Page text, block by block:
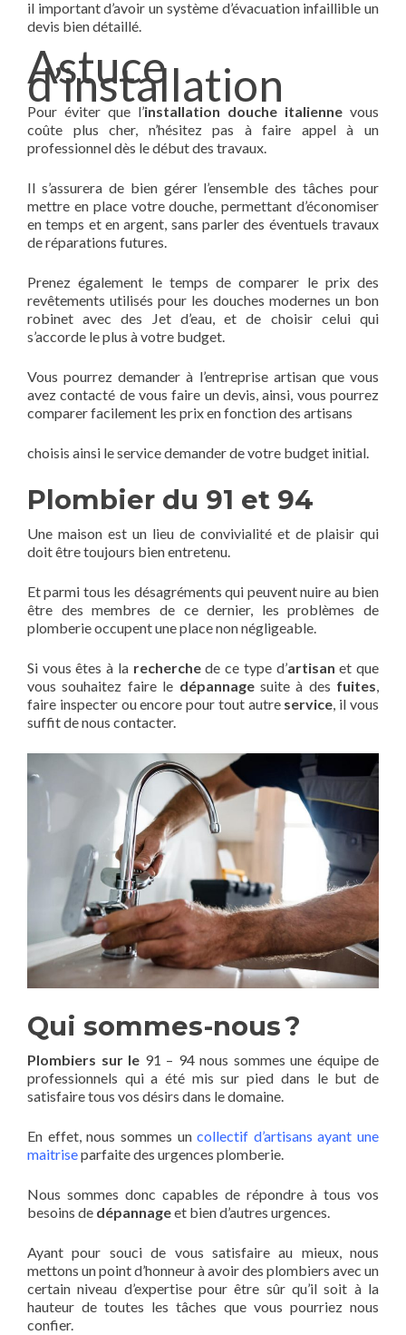
il important d’avoir un système d’évacuation infaillible un
devis bien détaillé.
Astuce
d’installation
Pour éviter que l’installation douche italienne vous
coûte plus cher, n’hésitez pas à faire appel à un
professionnel dès le début des travaux.
Il s’assurera de bien gérer l’ensemble des tâches pour
mettre en place votre douche, permettant d’économiser
en temps et en argent, sans parler des éventuels travaux
de réparations futures.
Prenez également le temps de comparer le prix des
revêtements utilisés pour les douches modernes un bon
robinet avec des Jet d’eau, et de choisir celui qui
s’accorde le plus à votre budget.
Vous pourrez demander à l’entreprise artisan que vous
avez contacté de vous faire un devis, ainsi, vous pourrez
comparer facilement les prix en fonction des artisans
choisis ainsi le service demander de votre budget initial.
Plombier du 91 et 94
Une maison est un lieu de convivialité et de plaisir qui
doit être toujours bien entretenu.
Et parmi tous les désagréments qui peuvent nuire au bien
être des membres de ce dernier, les problèmes de
plomberie occupent une place non négligeable.
Si vous êtes à la recherchede ce type d’artisan et que
vous souhaitez faire le dépannage suite à des fuites,
faire inspecter ou encore pour tout autre service, il vous
suffit de nous contacter.
Qui sommes-nous ?
Plombiers sur le 91 – 94 nous sommes une équipe de
professionnels qui a été mis sur pied dans le but de
satisfaire tous vos désirs dans le domaine.
En effet, nous sommes uncollectif d’artisans ayant une
maitriseparfaite des urgences plomberie.
Nous sommes donc capables de répondre à tous vos
besoins de dépannageet bien d’autres urgences.
Ayant pour souci de vous satisfaire au mieux, nous
mettons un point d’honneur à avoir des plombiers avec un
certain niveau d’expertise pour être sûr qu’il soit à la
hauteur de toutes les tâches que vous pourriez nous
confier.